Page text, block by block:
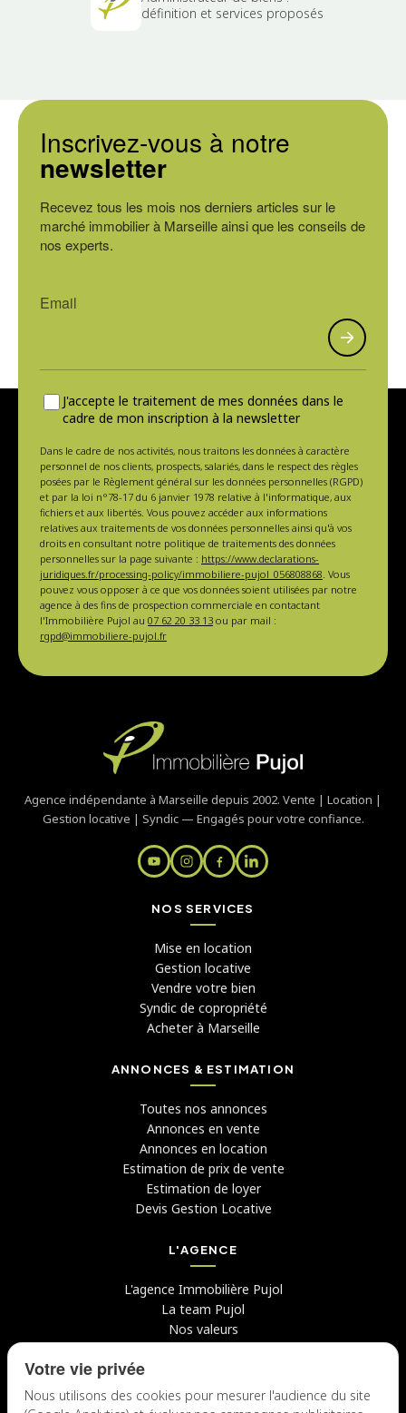
définition et services proposés
Inscrivez-vous à notre
newsletter
Recevez tous les mois nos derniers articles sur le
marché immobilier à Marseille ainsi que les conseils de
nos experts.
J'accepte le traitement de mes données dans le
cadre de mon inscription à la newsletter
Dans le cadre de nos activités, nous traitons les données à caractère
personnel de nos clients, prospects, salariés, dans le respect des règles
posées par le Règlement général sur les données personnelles (RGPD)
et par la loi n°78-17 du 6 janvier 1978 relative à l'informatique, aux
fichiers et aux libertés. Vous pouvez accéder aux informations
relatives aux traitements de vos données personnelles ainsi qu'à vos
droits en consultant notre politique de traitements des données
personnelles sur la page suivante : https://www.declarations-
juridiques.fr/processing-policy/immobiliere-pujol_056808868. Vous
pouvez vous opposer à ce que vos données soient utilisées par notre
agence à des fins de prospection commerciale en contactant
l'Immobilière Pujol au 07 62 20 33 13 ou par mail :
rgpd@immobiliere-pujol.fr
Agence indépendante à Marseille depuis 2002. Vente | Location |
Gestion locative | Syndic — Engagés pour votre confiance.
NOS SERVICES
Mise en location
Gestion locative
Vendre votre bien
Syndic de copropriété
Acheter à Marseille
ANNONCES & ESTIMATION
Toutes nos annonces
Annonces en vente
Annonces en location
Estimation de prix de vente
Estimation de loyer
Devis Gestion Locative
L'AGENCE
L'agence Immobilière Pujol
La team Pujol
Nos valeurs
Avis clients
Candidater chez nous
Votre vie privée
Nous utilisons des cookies pour mesurer l'audience du site